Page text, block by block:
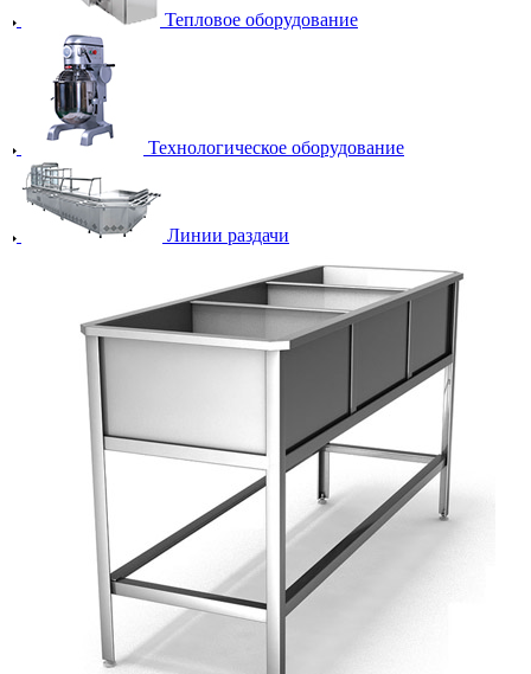
Тепловое оборудование
Технологическое оборудование
Линии раздачи